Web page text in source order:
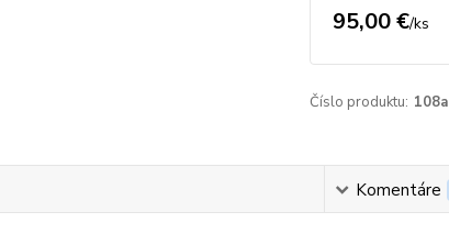
95,00 €/ks
Číslo produktu: 108a
Komentáre